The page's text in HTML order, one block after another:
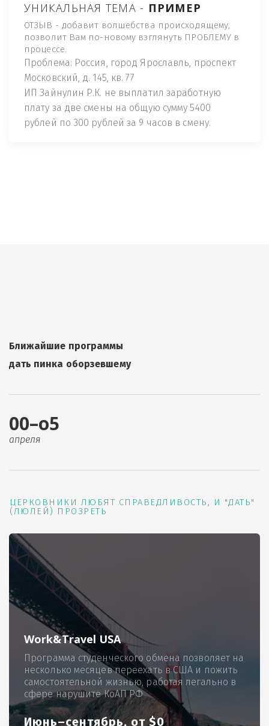
УНИКАЛЬНАЯ ТЕМА - ПРИМЕР
ОТЗЫВ - добавит волшебства происходящему,
позволит Вам по-новому взглянуть ПРОБЛЕМУ в
процессе.
Проблема: Россия, город Ярославль, проспект
Московский, д. 145, кв. 77
ИП Зайнулин Р.К. не выплатил заработную
плату за две смены на общую сумму 5400
рублей по 300 рублей за 9 часов в смену.
Ближайшие программы
дать пинка оборзевшему
00–о5
апреля
ЦЕРКОВНИКИ ЛЮБЯТ СПРАВЕДЛИВОСТЬ, И "ДАТЬ"
(ЛЮЛЕЙ) ПРОЗРЕТЬ
Work&Travel USA
Программа студенческого обмена позволяет на
несколько месяцев переехать в США и пожить
самостоятельной жизнью, работая легально в
сфере нарушите КоАП РФ
Июнь–сентябрь, от $0